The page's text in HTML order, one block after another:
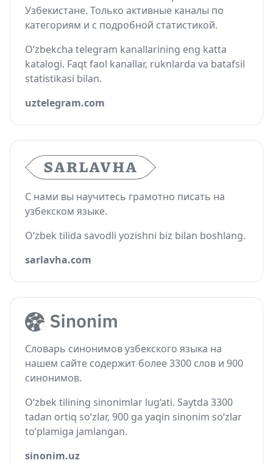
Узбекистане. Только активные каналы по
категориям и с подробной статистикой.
O‘zbekcha telegram kanallarining eng katta
katalogi. Faqt faol kanallar, ruknlarda va batafsil
statistikasi bilan.
uztelegram.com
С нами вы научитесь грамотно писать на
узбекском языке.
O‘zbek tilida savodli yozishni biz bilan boshlang.
sarlavha.com
Словарь синонимов узбекского языка на
нашем сайте содержит более 3300 слов и 900
синонимов.
O‘zbek tilining sinonimlar lug‘ati. Saytda 3300
tadan ortiq so‘zlar, 900 ga yaqin sinonim so‘zlar
to‘plamiga jamlangan.
sinonim.uz